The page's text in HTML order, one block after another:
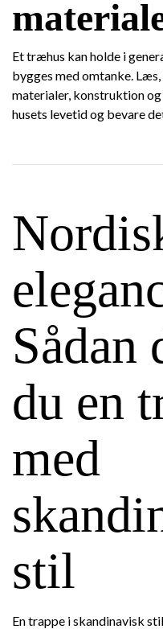
Et træhus kan holde i
bygges med omtanke.
materialer, konstruktion
husets levetid og bevare
Sådan
du en
med
stil
En trappe i skandinavisk